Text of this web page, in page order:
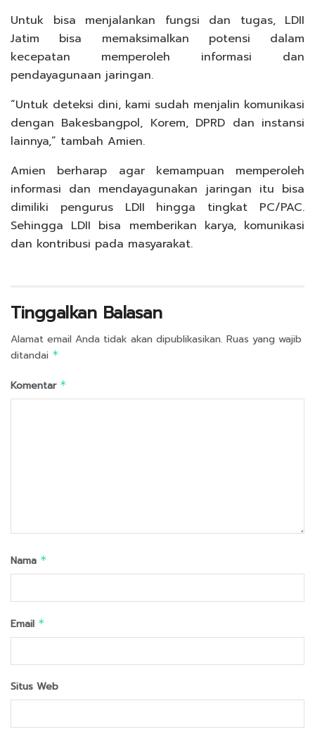
Untuk bisa menjalankan fungsi dan tugas, LDII
Jatim bisa memaksimalkan potensi dalam
kecepatan memperoleh informasi dan
pendayagunaan jaringan.
“Untuk deteksi dini, kami sudah menjalin komunikasi
dengan Bakesbangpol, Korem, DPRD dan instansi
lainnya,” tambah Amien.
Amien berharap agar kemampuan memperoleh
informasi dan mendayagunakan jaringan itu bisa
dimiliki pengurus LDII hingga tingkat PC/PAC.
Sehingga LDII bisa memberikan karya, komunikasi
dan kontribusi pada masyarakat.
Tinggalkan Balasan
Alamat email Anda tidak akan dipublikasikan. Ruas yang wajib
ditandai *
Komentar *
Nama *
Email *
Situs Web